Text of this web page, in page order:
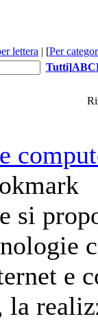
lettera | [Per
Tutti]ABC
si
e
la